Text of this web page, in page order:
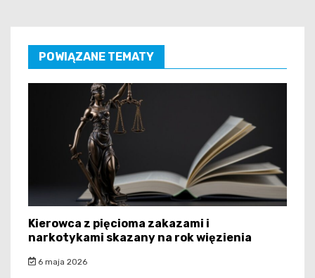
POWIĄZANE TEMATY
Kierowca z pięcioma zakazami i
narkotykami skazany na rok więzienia
6 maja 2026